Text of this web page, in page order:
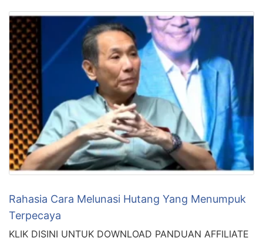
Rahasia Cara Melunasi Hutang Yang Menumpuk
Terpecaya
KLIK DISINI UNTUK DOWNLOAD PANDUAN AFFILIATE